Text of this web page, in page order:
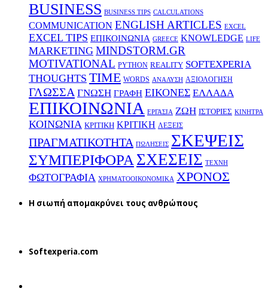
BUSINESS BUSINESS TIPS CALCULATIONS
COMMUNICATION ENGLISH ARTICLES EXCEL
EXCEL TIPS EΠΙΚΟΙΝΩΝΙΑ GREECE KNOWLEDGE LIFE
MARKETING MINDSTORM.GR
MOTIVATIONAL PYTHON REALITY SOFTEXPERIA
THOUGHTS TIME WORDS ΑΝΑΛΥΣΗ ΑΞΙΟΛΟΓΗΣΗ
ΓΛΩΣΣΑ ΓΝΩΣΗ ΓΡΑΦΗ ΕΙΚΟΝΕΣ ΕΛΛΑΔΑ
ΕΠΙΚΟΙΝΩΝΙΑ ΕΡΓΑΣΙΑ ΖΩΗ ΙΣΤΟΡΙΕΣ ΚΙΝΗΤΡΑ
ΚΟΙΝΩΝΙΑ ΚΡΙΤΙΚΗ ΚΡΙΤΙΚΗ ΛΕΞΕΙΣ
ΠΡΑΓΜΑΤΙΚΟΤΗΤΑ ΠΩΛΗΣΕΙΣ ΣΚΕΨΕΙΣ
ΣΥΜΠΕΡΙΦΟΡΑΣΧΕΣΕΙΣ ΤΕΧΝΗ
ΦΩΤΟΓΡΑΦΙΑ ΧΡΗΜΑΤΟΟΙΚΟΝΟΜΙΚΑ ΧΡΟΝΟΣ
H σιωπή απομακρύνει τους ανθρώπους
Softexperia.com